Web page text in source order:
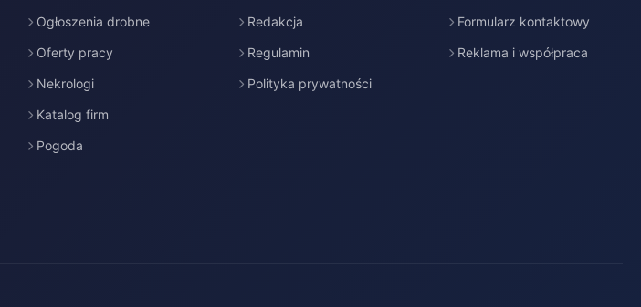
Ogłoszenia drobne
Oferty pracy
Nekrologi
Katalog firm
Pogoda
Redakcja
Regulamin
Polityka prywatności
Formularz kontaktowy
Reklama i współpraca